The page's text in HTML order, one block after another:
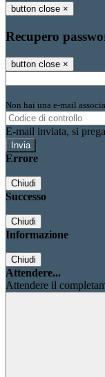
button close ×
Recupero
button close ×
Non hai una e-mail
E-mail inviata, si
Errore
Chiudi
Successo
Chiudi
Informazione
Chiudi
Attendere...
Attendere il